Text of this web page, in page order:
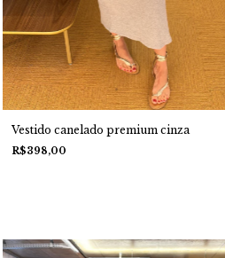
Vestido canelado premium cinza
R$398,00